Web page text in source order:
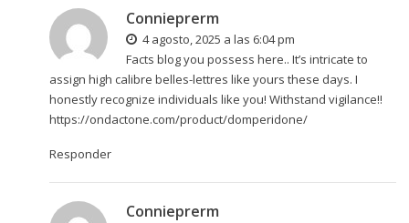
Connieprerm
4 agosto, 2025 a las 6:04 pm
Facts blog you possess here.. It’s intricate to
assign high calibre belles-lettres like yours these days. I
honestly recognize individuals like you! Withstand vigilance!!
https://ondactone.com/product/domperidone/
Responder
Connieprerm